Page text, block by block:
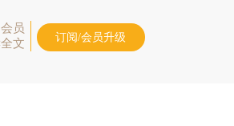
员
文
订阅/会员升级